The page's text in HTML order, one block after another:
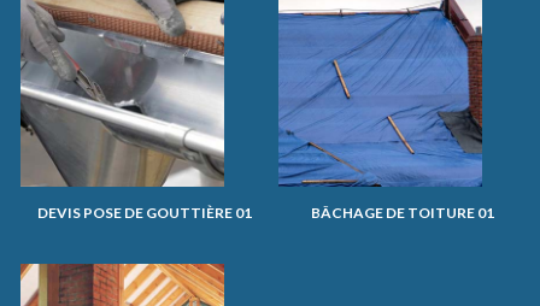
DEVIS POSE DE GOUTTIÈRE 01 BÂCHAGE DE TOITURE 01